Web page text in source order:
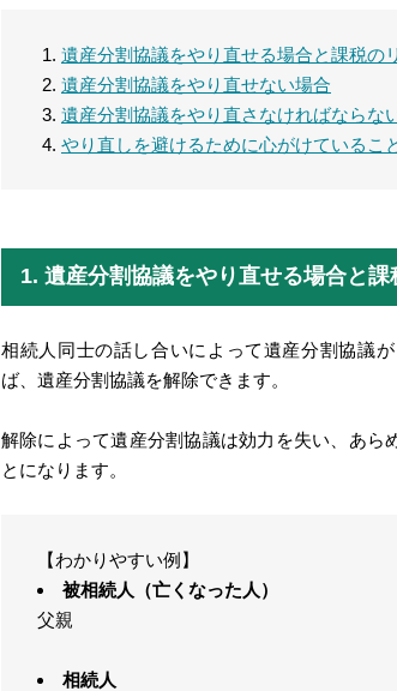
遺産分割協議をやり直せる場合と課税の
遺産分割協議をやり直せない場合
遺産分割協議をやり直さなければならな
やり直しを避けるために心がけているこ
1. 遺産分割協議をやり直せる場合と課
相続人同士の話し合いによって遺産分割協議
ば、遺産分割協議を解除できます。
解除によって遺産分割協議は効力を失い、あら
とになります。
【わかりやすい例】
被相続人（亡くなった人）
父親
相続人